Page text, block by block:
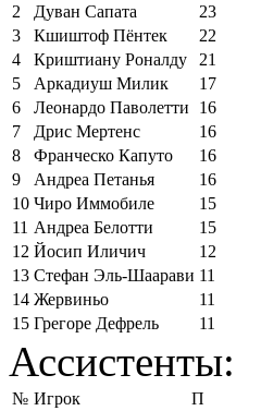
2
Дуван Сапата
23
3
Кшиштоф Пёнтек
22
4
Криштиану Роналду
21
5
Аркадиуш Милик
17
6
Леонардо Паволетти
16
7
Дрис Мертенс
16
8
Франческо Капуто
16
9
Андреа Петанья
16
10 Чиро Иммобиле
15
11 Андреа Белотти
15
12 Йосип Иличич
12
13 Стефан Эль-Шаарави 11
14 Жервиньо
11
15 Грегоре Дефрель 11
Ассистенты:
№ Игрок
П